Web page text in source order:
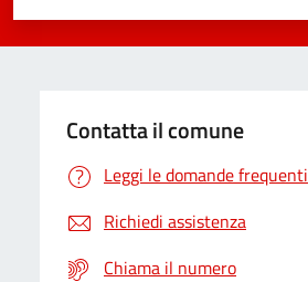
Valuta 5 stelle su 5
Valuta 4 stelle su 5
Valuta 3 stelle su 5
Valuta 2 stelle su 5
Valuta 1 stelle su 5
Contatta il comune
Leggi le domande frequenti
Richiedi assistenza
Chiama il numero